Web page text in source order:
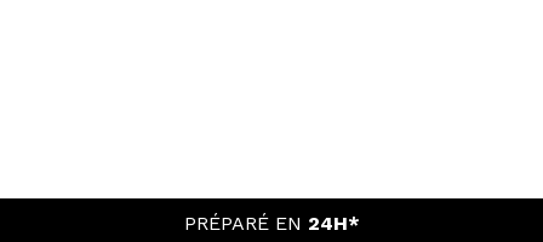
PRÉPARÉ EN 24H*